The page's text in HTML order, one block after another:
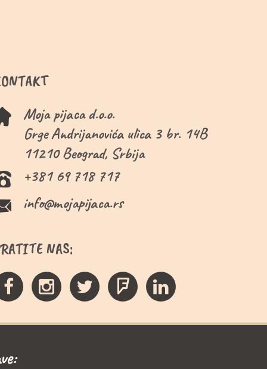
Moja pijaca d.o.o.
Grge Andrijanovića ulica 3 br. 14B
11210 Beograd, Srbija
+381 69 718 717
info@mojapijaca.rs
NAS: